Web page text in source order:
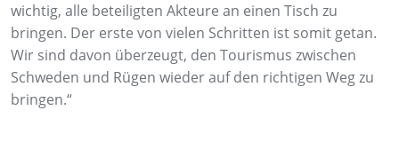
wichtig, alle beteiligten Akteure an einen Tisch zu
bringen. Der erste von vielen Schritten ist somit getan.
Wir sind davon überzeugt, den Tourismus zwischen
Schweden und Rügen wieder auf den richtigen Weg zu
bringen.“